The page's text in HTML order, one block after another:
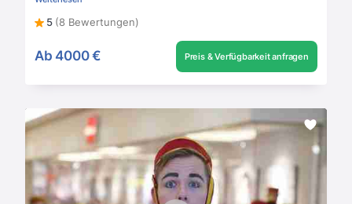
5 (8 Bewertungen)
Ab 4000 € Preis & Verfügbarkeit anfragen